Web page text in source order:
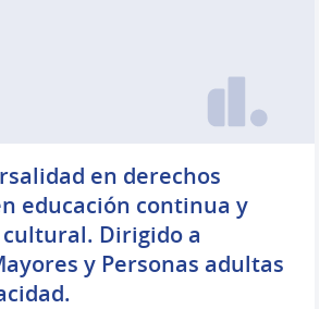
en derechos
educación continua y
Dirigido a
y Personas adultas